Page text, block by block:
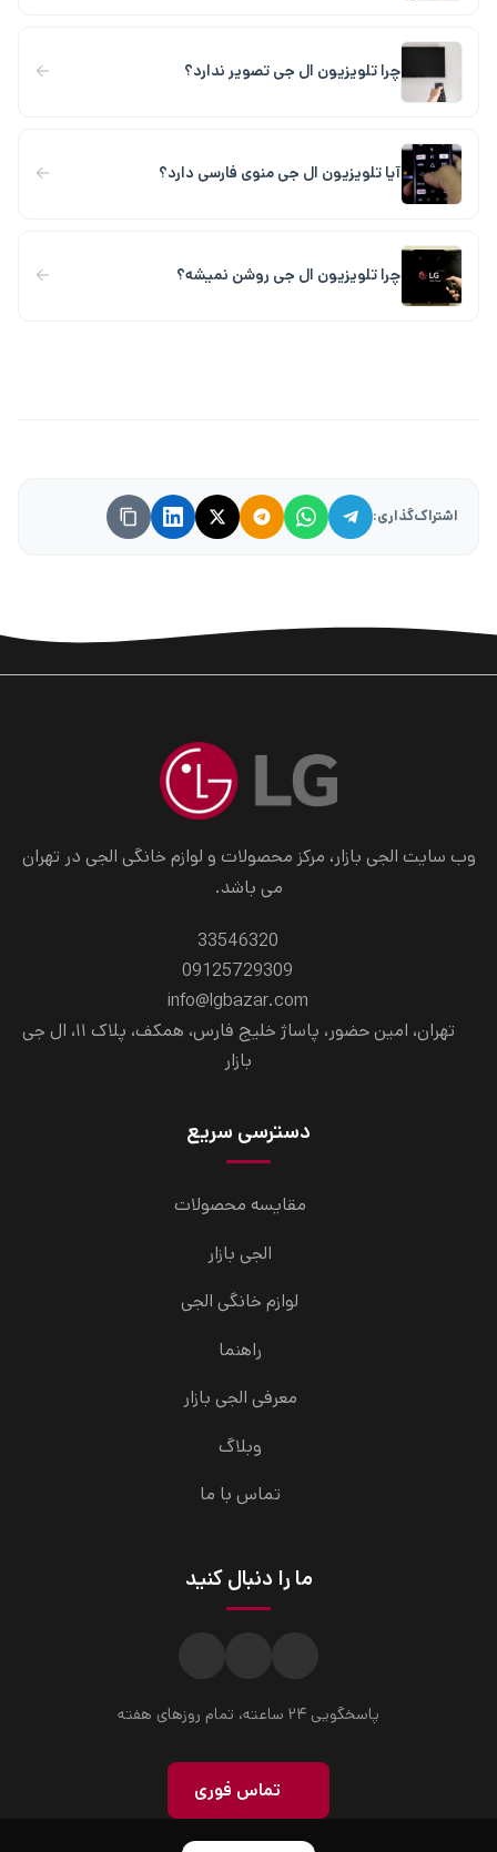
چرا تلویزیون ال جی تصویر ندارد؟ ←
آیا تلویزیون ال جی منوی فارسی دارد؟ ←
چرا تلویزیون ال جی روشن نمیشه؟ ←
اشتراک‌گذاری:
وب سایت الجی بازار، مرکز محصولات و لوازم خانگی الجی در تهران
می باشد.
33546320
09125729309
info@lgbazar.com
تهران، امین حضور، پاساژ خلیج فارس، همکف، پلاک ۱۱، ال جی
بازار
دسترسی سریع
مقایسه محصولات
الجی بازار
لوازم خانگی الجی
راهنما
معرفی الجی بازار
وبلاگ
تماس با ما
ما را دنبال کنید
پاسخگویی ۲۴ ساعته، تمام روزهای هفته
تماس فوری